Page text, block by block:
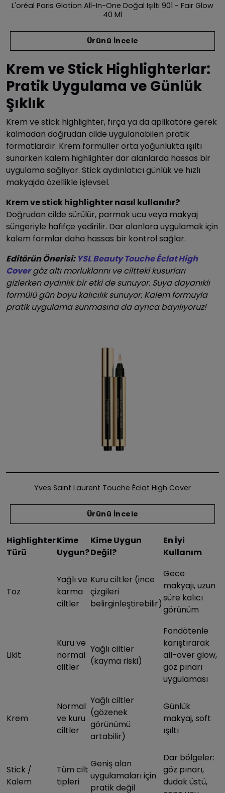
L'oréal Paris Glotion All-In-One Doğal Işıltı 901 - Fair Glow
40 Ml
Ürünü İncele
Krem ve Stick Highlighterlar:
Pratik Uygulama ve Günlük
Şıklık
Krem ve stick highlighter, fırça ya da aplikatöre gerek
kalmadan doğrudan cilde uygulanabilen pratik
formatlardır. Krem formüller orta yoğunlukta ışıltı
sunarken kalem highlighter dar alanlarda hassas bir
uygulama sağlıyor. Stick aydınlatıcı günlük ve hızlı
makyajda özellikle işlevsel.
Krem ve stick highlighter nasıl kullanılır?
Doğrudan cilde sürülür, parmak ucu veya makyaj
süngeriyle hafifçe yedirilir. Dar alanlara uygulamak için
kalem formlar daha hassas bir kontrol sağlar.
Editörün Önerisi: YSL Beauty Touche Éclat High
Covergöz altı morluklarını ve ciltteki kusurları
gizlerken aydınlık bir etki de sunuyor. Suya dayanıklı
formülü gün boyu kalıcılık sunuyor. Kalem formuyla
pratik uygulama sunmasına da ayrıca bayılıyoruz!
Yves Saint Laurent Touche Éclat High Cover
Ürünü İncele
Highlighter
Türü
Kime
Uygun?
Kime Uygun
Değil?
En İyi
Kullanım
Toz
Yağlı ve
karma
ciltler
Kuru ciltler (ince
çizgileri
belirginleştirebilir)
Gece
makyajı, uzun
süre kalıcı
görünüm
Likit
Kuru ve
normal
ciltler
Yağlı ciltler
(kayma riski)
Fondötenle
karıştırarak
all-over glow,
göz pınarı
uygulaması
Krem
Normal
ve kuru
ciltler
Yağlı ciltler
(gözenek
görünümü
artabilir)
Günlük
makyaj, soft
ışıltı
Stick /
Kalem
Tüm cilt
tipleri
Geniş alan
uygulamaları için
pratik değil
Dar bölgeler:
göz pınarı,
dudak üstü,